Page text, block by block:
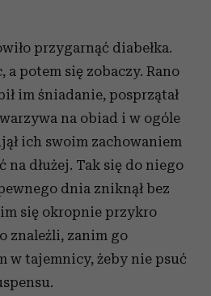
przygarnąć diabełka.
potem się zobaczy. Rano
im śniadanie, posprzątał
na obiad i w ogóle
ich swoim zachowaniem
dłużej. Tak się do niego
dnia zniknął bez
się okropnie przykro
znaleźli, zanim go
w tajemnicy, żeby nie psuć